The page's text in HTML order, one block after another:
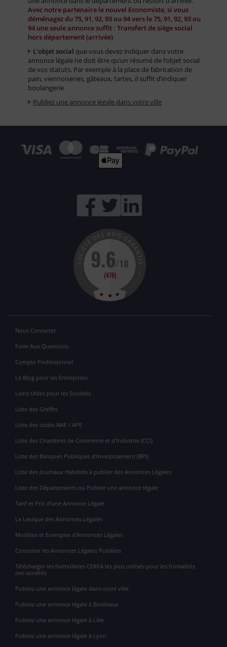
Avec notre partenaire le nouvel Economiste, si vous
déménagez du 75, 91, 92, 93 ou 94 vers le 75, 91, 92, 93 ou
94 une seule annonce suffit : Transfert de siège social
hors département (arrivée)
L’objet social que vous devez indiquer dans votre
annonce légale ne doit être qu’un résumé de l’objet social
de vos statuts. Par exemple à la place de fabrication de
pain, viennoiseries, gâteaux, tartes, il suffit d’indiquer
boulangerie
Publiez une annonce légale dans votre ville
Nous Contacter
Foire Aux Questions
Compte Professionnel
Le Blog pour les Entreprises
Liens Utiles pour les Sociétés
Liste des Greffes
Liste des codes NAF / APE
Liste des Chambres de Commerce et d'Industrie (CCI)
Liste des Banques Publiques d'Investissement (BPI)
Liste des Journaux Habilités à publier des Annonces Légales
Liste des Départements ou Publier une annonce légale
Tarif et Prix d'une Annonce Légale
Le Lexique des Annonces Légales
Modèles et Exemples d'Annonces Légales
Consulter les Annonces Légales Publiées
Télécharger les formulaires CERFA les plus utilisés pour les formalités
des sociétés
Publiez une annonce légale dans votre ville
Publiez une annonce légale à Bordeaux
Publiez une annonce légale à Lille
Publiez une annonce légale à Lyon